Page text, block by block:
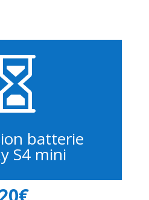

batterie
S4 mini